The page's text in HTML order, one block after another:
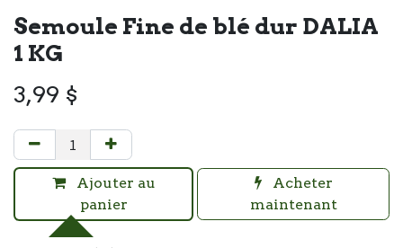
Semoule Fine de blé dur DALIA
1 KG
3,99 $
Ajouter au
panier
Acheter
maintenant